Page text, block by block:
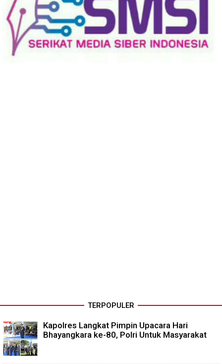
TERPOPULER
Kapolres Langkat Pimpin Upacara Hari
Bhayangkara ke-80, Polri Untuk Masyarakat